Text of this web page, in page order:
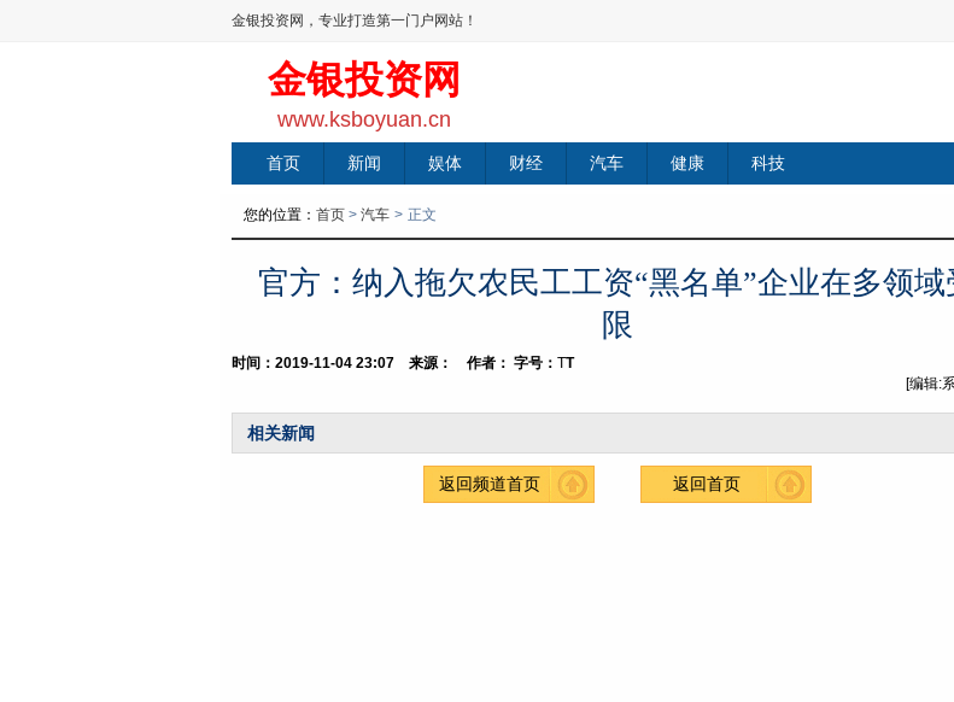
金银投资网，专业打造第一门户网站！
金银投资网
www.ksboyuan.cn
首页 新闻 娱体 财经 汽车 健康 科技
您的位置： 首页 > 汽车 > 正文
官方：纳入拖欠农民工工资“黑名单”企业在多领域
限
时间：2019-11-04 23:07 来源： 作者： 字号： TT
[编辑:
相关新闻
返回频道首页
返回首页